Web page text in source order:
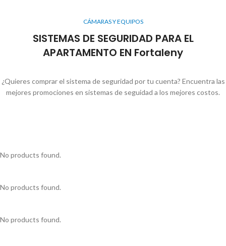
CÁMARAS Y EQUIPOS
SISTEMAS DE SEGURIDAD PARA EL
APARTAMENTO EN Fortaleny
¿Quieres comprar el sistema de seguridad por tu cuenta? Encuentra las
mejores promociones en sistemas de seguidad a los mejores costos.
No products found.
No products found.
No products found.